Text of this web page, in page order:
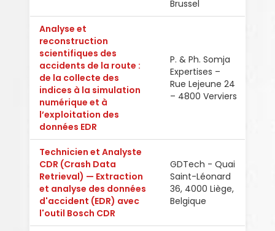
Brussel
Analyse et
reconstruction
scientifiques des
accidents de la route :
de la collecte des
indices à la simulation
numérique et à
l’exploitation des
données EDR
P. & Ph. Somja
Expertises –
Rue Lejeune 24
– 4800 Verviers
Technicien et Analyste
CDR (Crash Data
Retrieval) — Extraction
et analyse des données
d'accident (EDR) avec
l'outil Bosch CDR
GDTech - Quai
Saint-Léonard
36, 4000 Liège,
Belgique